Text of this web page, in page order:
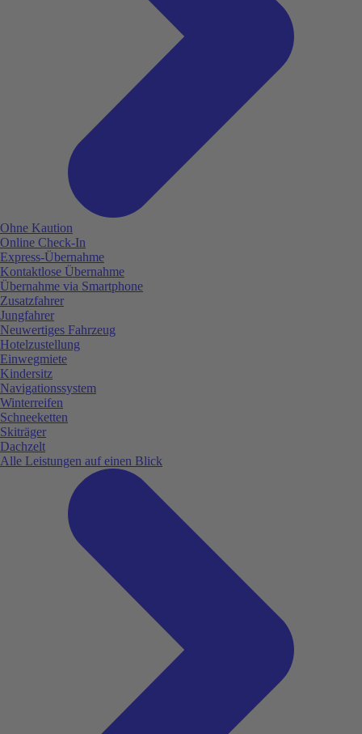
Ohne Kaution
Online Check-In
Express-Übernahme
Kontaktlose Übernahme
Übernahme via Smartphone
Zusatzfahrer
Jungfahrer
Neuwertiges Fahrzeug
Hotelzustellung
Einwegmiete
Kindersitz
Navigationssystem
Winterreifen
Schneeketten
Skiträger
Dachzelt
Alle Leistungen auf einen Blick